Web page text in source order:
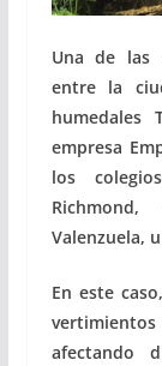
Una de las
entre la
empresa
los
Valenzuela,
En este
afectando